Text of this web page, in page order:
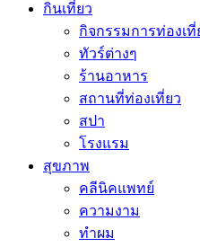
กินเที่ยว
กิจกรรมการท่องเที่
ทัวร์ต่างๆ
ร้านอาหาร
สถานที่ท่องเที่ยว
สปา
โรงแรม
สุขภาพ
คลีนิคแพทย์
ความงาม
ทำผม